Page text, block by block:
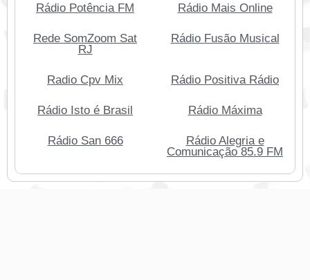
Rádio Potência FM Rádio Mais Online
Rede SomZoom Sat
RJ
Rádio Fusão Musical
Radio Cpv Mix Rádio Positiva Rádio
Rádio Isto é Brasil Rádio Máxima
Rádio San 666
Rádio Alegria e
Comunicação 85.9 FM